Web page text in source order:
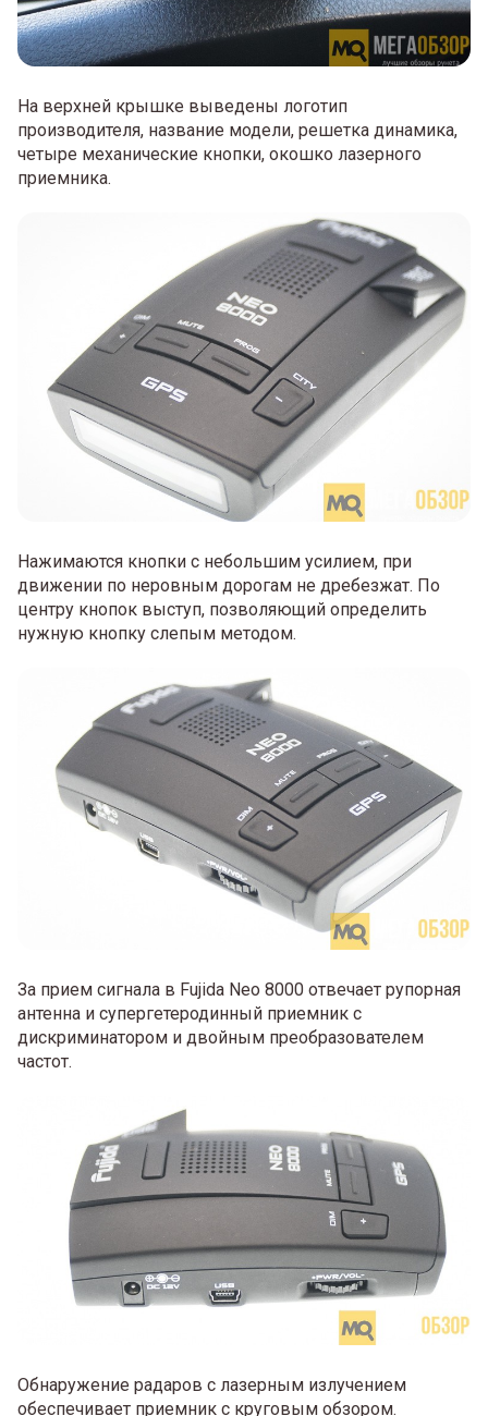
На верхней крышке выведены логотип
производителя, название модели, решетка динамика,
четыре механические кнопки, окошко лазерного
приемника.
Нажимаются кнопки с небольшим усилием, при
движении по неровным дорогам не дребезжат. По
центру кнопок выступ, позволяющий определить
нужную кнопку слепым методом.
За прием сигнала в Fujida Neo 8000 отвечает рупорная
антенна и супергетеродинный приемник с
дискриминатором и двойным преобразователем
частот.
Обнаружение радаров с лазерным излучением
обеспечивает приемник с круговым обзором.